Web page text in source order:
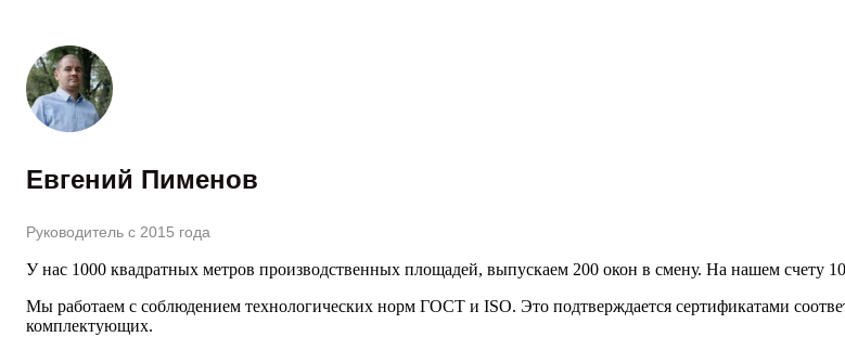
Евгений Пименов
Руководитель с 2015 года
У нас 1000 квадратных метров производственных площадей, выпускаем 200 окон в смену. На нашем счету
Мы работаем с соблюдением технологических норм ГОСТ и ISO. Это подтверждается сертификатами
комплектующих.